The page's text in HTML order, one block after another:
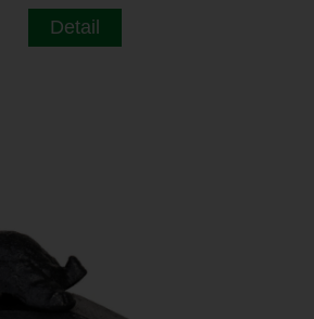
Detail